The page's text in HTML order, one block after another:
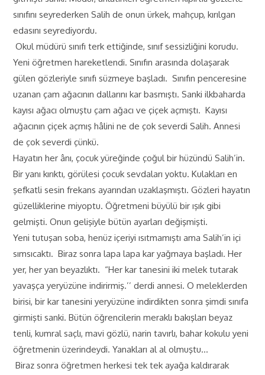
sınıfını seyrederken Salih de onun ürkek, mahçup, kırılgan
edasını seyrediyordu.
Okul müdürü sınıfı terk ettiğinde, sınıf sessizliğini korudu.
Yeni öğretmen hareketlendi. Sınıfın arasında dolaşarak
gülen gözleriyle sınıfı süzmeye başladı. Sınıfın penceresine
uzanan çam ağacının dallarını kar basmıştı. Sanki ilkbaharda
kayısı ağacı olmuştu çam ağacı ve çiçek açmıştı. Kayısı
ağacının çiçek açmış hâlini ne de çok severdi Salih. Annesi
de çok severdi çünkü.
Hayatın her ânı, çocuk yüreğinde çoğul bir hüzündü Salih’in.
Bir yanı kırıktı, görülesi çocuk sevdaları yoktu. Kulakları en
şefkatli sesin frekans ayarından uzaklaşmıştı. Gözleri hayatın
güzelliklerine miyoptu. Öğretmeni büyülü bir ışık gibi
gelmişti. Onun gelişiyle bütün ayarları değişmişti.
Yeni tutuşan soba, henüz içeriyi ısıtmamıştı ama Salih’in içi
sımsıcaktı. Biraz sonra lapa lapa kar yağmaya başladı. Her
yer, her yan beyazlıktı. “Her kar tanesini iki melek tutarak
yavaşça yeryüzüne indirirmiş.’’ derdi annesi. O meleklerden
birisi, bir kar tanesini yeryüzüne indirdikten sonra şimdi sınıfa
girmişti sanki. Bütün öğrencilerin meraklı bakışları beyaz
tenli, kumral saçlı, mavi gözlü, narin tavırlı, bahar kokulu yeni
öğretmenin üzerindeydi. Yanakları al al olmuştu…
Biraz sonra öğretmen herkesi tek tek ayağa kaldırarak